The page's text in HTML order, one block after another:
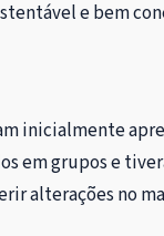
e bem
inicialmente
em grupos e
alterações no